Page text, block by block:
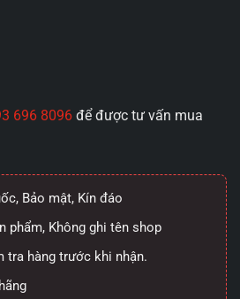
696 8096 để được tư vấn mua
Bảo mật, Kín đáo
phẩm, Không ghi tên shop
tra hàng trước khi nhận.